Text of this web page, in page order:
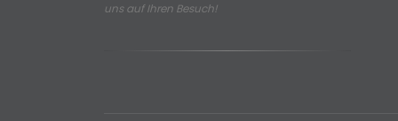
uns auf Ihren Besuch!